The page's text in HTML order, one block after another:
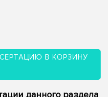
В КОРЗИНУ
данного раздела